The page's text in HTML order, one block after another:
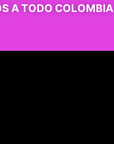
A TODO COLOMBIA